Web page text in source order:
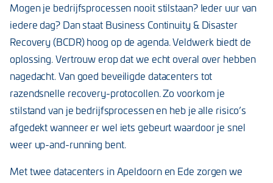
Mogen je bedrijfsprocessen nooit stilstaan? Ieder uur van
iedere dag? Dan staat Business Continuity & Disaster
Recovery (BCDR) hoog op de agenda. Veldwerk biedt de
oplossing. Vertrouw erop dat we echt overal over hebben
nagedacht. Van goed beveiligde datacenters tot
razendsnelle recovery-protocollen. Zo voorkom je
stilstand van je bedrijfsprocessen en heb je alle risico’s
afgedekt wanneer er wel iets gebeurt waardoor je snel
weer up-and-running bent.
Met twee datacenters in Apeldoorn en Ede zorgen we